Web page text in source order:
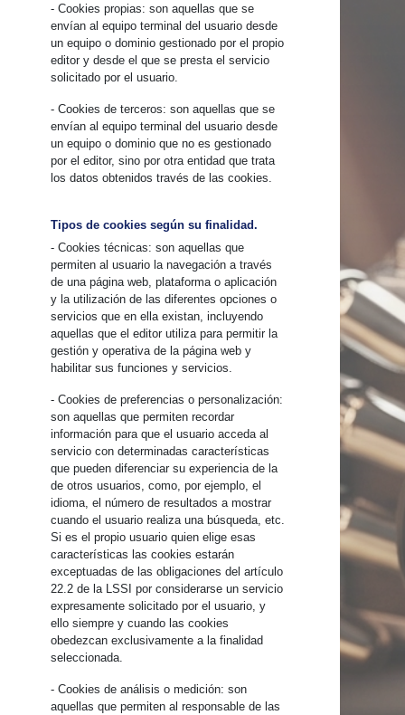
- Cookies propias: son aquellas que se
envían al equipo terminal del usuario desde
un equipo o dominio gestionado por el propio
editor y desde el que se presta el servicio
solicitado por el usuario.
- Cookies de terceros: son aquellas que se
envían al equipo terminal del usuario desde
un equipo o dominio que no es gestionado
por el editor, sino por otra entidad que trata
los datos obtenidos través de las cookies.
Tipos de cookies según su finalidad.
- Cookies técnicas: son aquellas que
permiten al usuario la navegación a través
de una página web, plataforma o aplicación
y la utilización de las diferentes opciones o
servicios que en ella existan, incluyendo
aquellas que el editor utiliza para permitir la
gestión y operativa de la página web y
habilitar sus funciones y servicios.
- Cookies de preferencias o personalización:
son aquellas que permiten recordar
información para que el usuario acceda al
servicio con determinadas características
que pueden diferenciar su experiencia de la
de otros usuarios, como, por ejemplo, el
idioma, el número de resultados a mostrar
cuando el usuario realiza una búsqueda, etc.
Si es el propio usuario quien elige esas
características las cookies estarán
exceptuadas de las obligaciones del artículo
22.2 de la LSSI por considerarse un servicio
expresamente solicitado por el usuario, y
ello siempre y cuando las cookies
obedezcan exclusivamente a la finalidad
seleccionada.
- Cookies de análisis o medición: son
aquellas que permiten al responsable de las